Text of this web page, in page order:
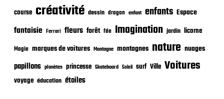
i
n
course créativité dessin dragon enfant enfants Espace
fantaisie Ferrari fleurs forêt fée Imagination jardin licorne
Magie marques de voitures Montagne montagnes nature nuages
papillons planètes princesse Skateboard Soleil surf Ville Voitures
voyage éducation étoiles